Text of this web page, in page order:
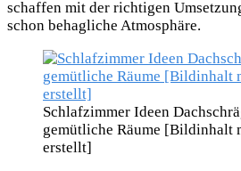
schaffen mit der richtigen
schon behagliche Atmosphäre.
Schlafzimmer Ideen
gemütliche Räume [Bildinhalt
erstellt]